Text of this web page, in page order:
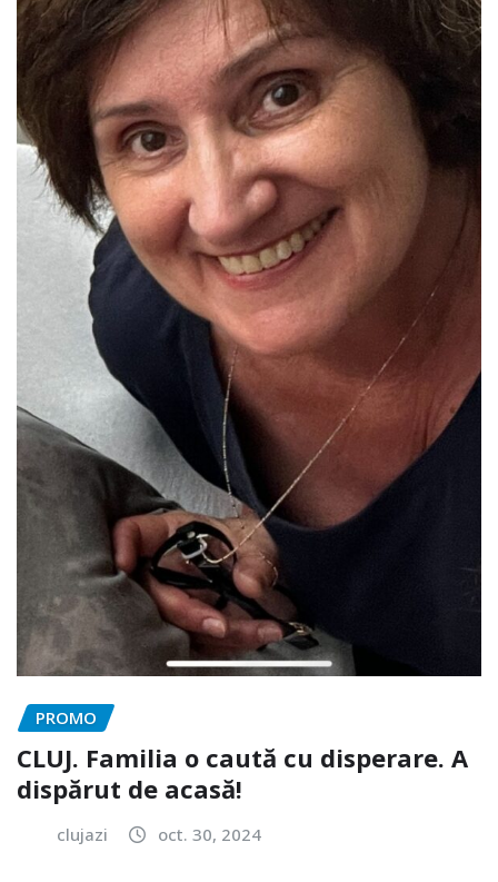
PROMO
CLUJ. Familia o caută cu disperare. A
dispărut de acasă!
clujazi oct. 30, 2024